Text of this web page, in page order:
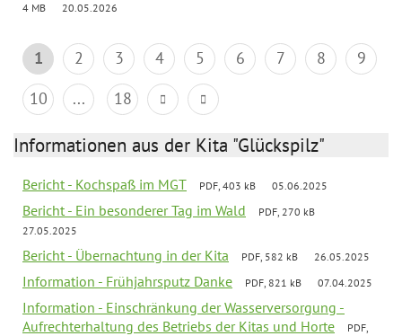
4 MB
20.05.2026
1 2 3 4 5 6 7 8
9
10
... 18
Informationen aus der Kita "Glückspilz"
Bericht - Kochspaß im MGT PDF, 403 kB 05.06.2025
Bericht - Ein besonderer Tag im Wald
PDF, 270 kB
27.05.2025
Bericht - Übernachtung in der Kita PDF, 582 kB 26.05.2025
Information - Frühjahrsputz Danke PDF, 821 kB 07.04.2025
Information - Einschränkung der Wasserversorgung -
Aufrechterhaltung des Betriebs der Kitas und Horte
PDF,